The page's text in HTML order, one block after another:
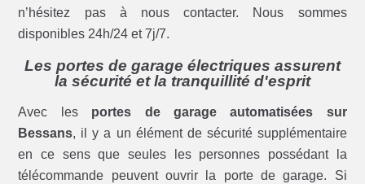
n’hésitez pas à nous contacter. Nous sommes
disponibles 24h/24 et 7j/7.
Les portes de garage électriques assurent
la sécurité et la tranquillité d'esprit
Avec les portes de garage automatisées sur
Bessans, il y a un élément de sécurité supplémentaire
en ce sens que seules les personnes possédant la
télécommande peuvent ouvrir la porte de garage. Si